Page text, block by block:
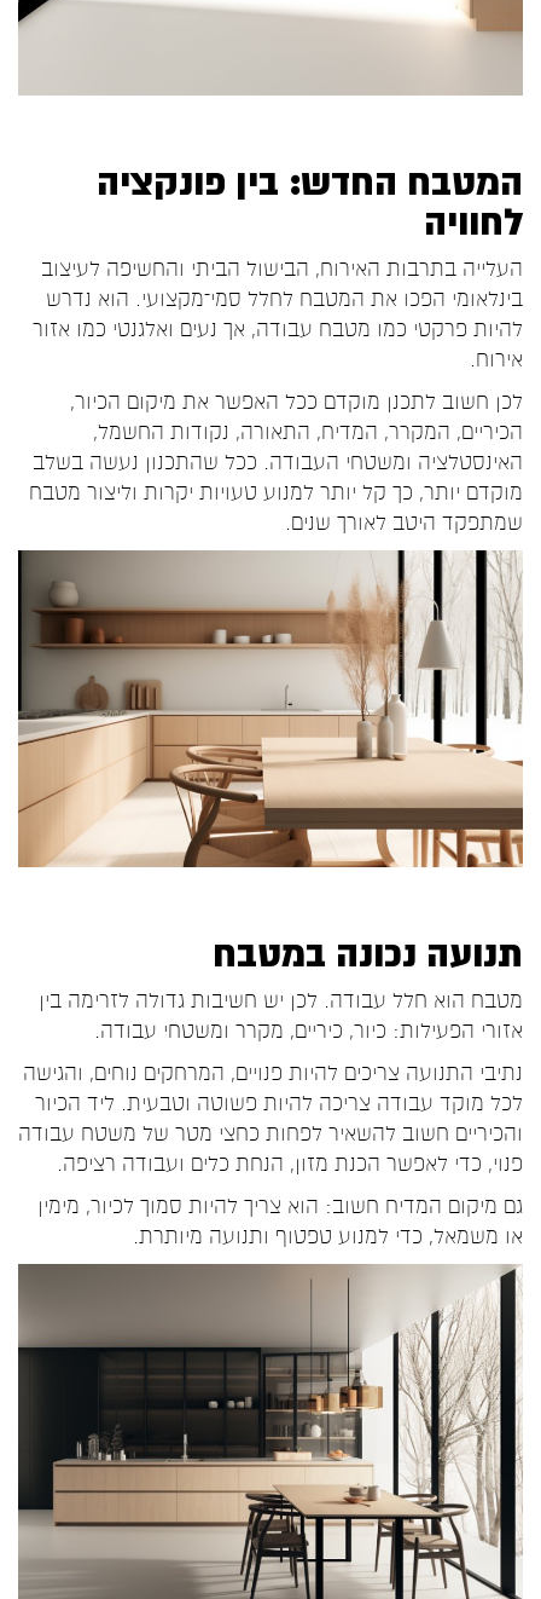
המטבח החדש: בין פונקציה
לחוויה
העלייה בתרבות האירוח, הבישול הביתי והחשיפה לעיצוב
בינלאומי הפכו את המטבח לחלל סמי־מקצועי. הוא נדרש
להיות פרקטי כמו מטבח עבודה, אך נעים ואלגנטי כמו אזור
אירוח.
לכן חשוב לתכנן מוקדם ככל האפשר את מיקום הכיור,
הכיריים, המקרר, המדיח, התאורה, נקודות החשמל,
האינסטלציה ומשטחי העבודה. ככל שהתכנון נעשה בשלב
מוקדם יותר, כך קל יותר למנוע טעויות יקרות וליצור מטבח
שמתפקד היטב לאורך שנים.
תנועה נכונה במטבח
מטבח הוא חלל עבודה. לכן יש חשיבות גדולה לזרימה בין
אזורי הפעילות: כיור, כיריים, מקרר ומשטחי עבודה.
נתיבי התנועה צריכים להיות פנויים, המרחקים נוחים, והגישה
לכל מוקד עבודה צריכה להיות פשוטה וטבעית. ליד הכיור
והכיריים חשוב להשאיר לפחות כחצי מטר של משטח עבודה
פנוי, כדי לאפשר הכנת מזון, הנחת כלים ועבודה רציפה.
גם מיקום המדיח חשוב: הוא צריך להיות סמוך לכיור, מימין
או משמאל, כדי למנוע טפטוף ותנועה מיותרת.